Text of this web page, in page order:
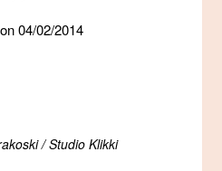
04/02/2014
/ Studio Klikki